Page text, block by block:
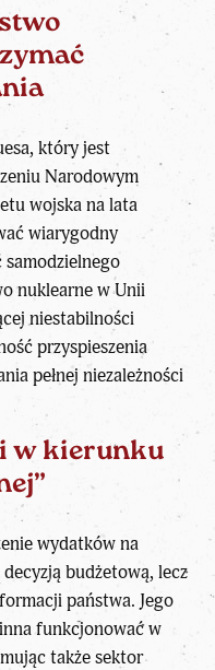
który jest
Narodowym
wojska na lata
wiarygodny
samodzielnego
nuklearne w Unii
niestabilności
przyspieszenia
pełnej niezależności
w kierunku
wydatków na
budżetową, lecz
państwa. Jego
funkcjonować w
także sektor